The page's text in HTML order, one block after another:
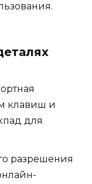
клавиш и
для
разрешения